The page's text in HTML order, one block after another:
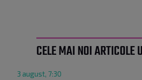
CELE MAI NOI ARTICOLE
3 august, 7:30